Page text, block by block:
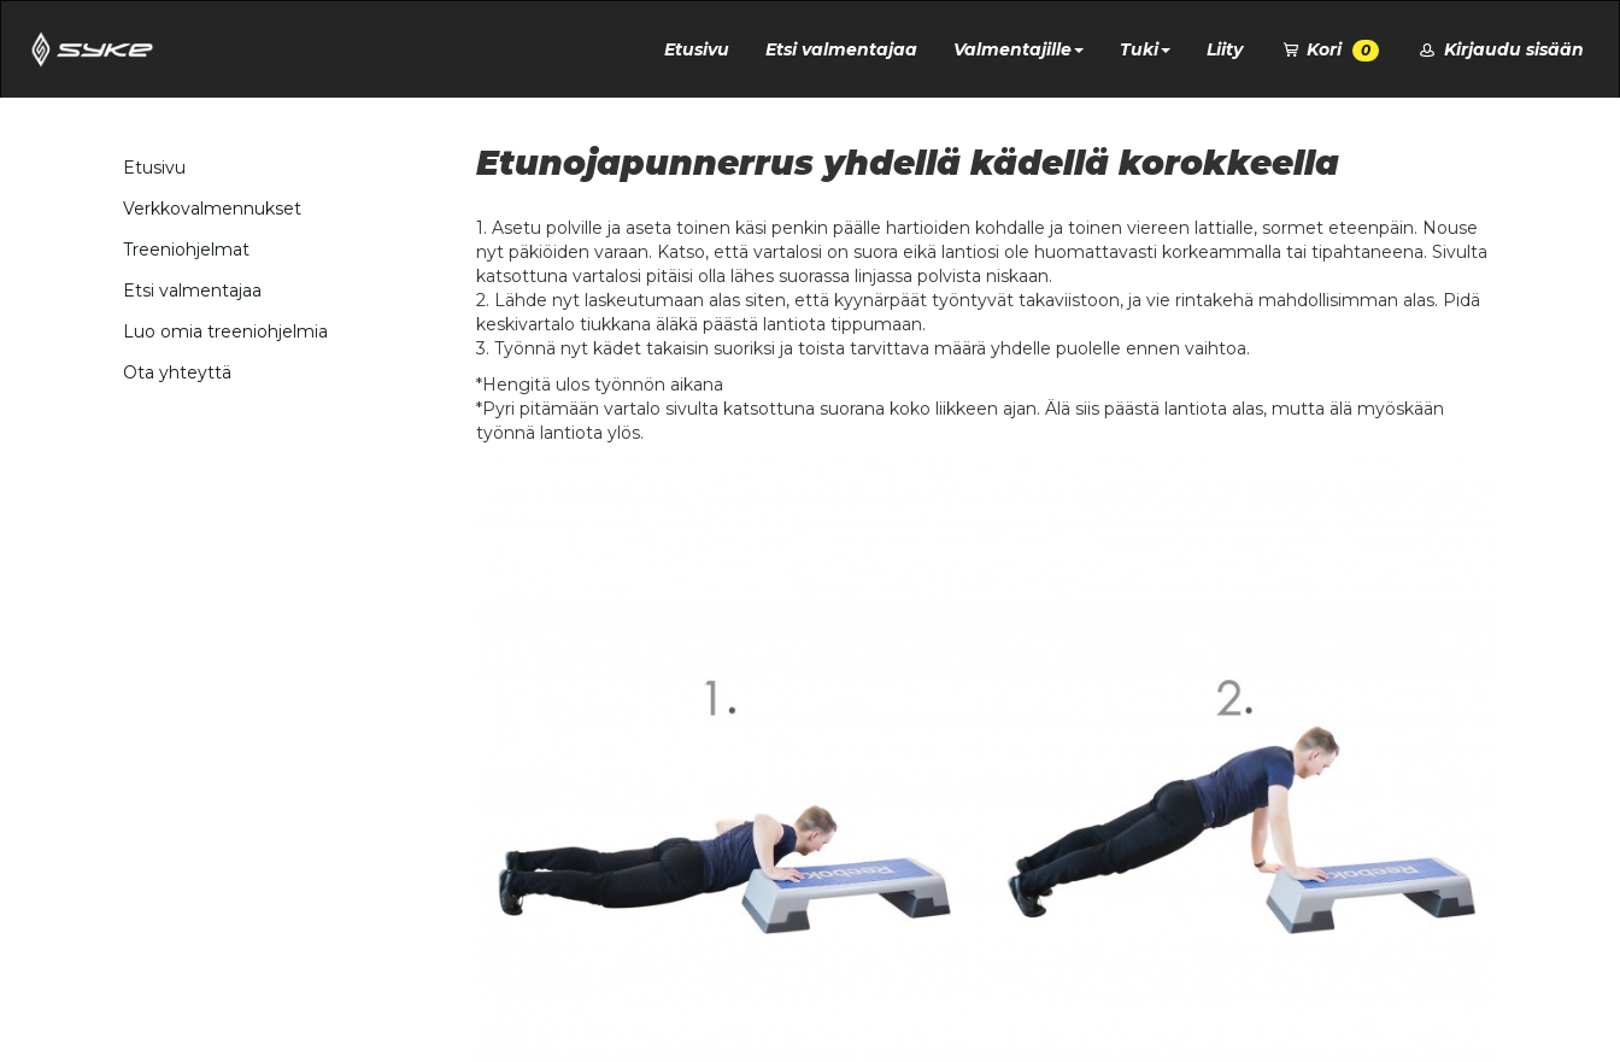
Etusivu Etsi valmentajaa Valmentajille Tuki Liity Kori 0 Kirjaudu sisään
Etusivu
Verkkovalmennukset
Treeniohjelmat
Etsi valmentajaa
Luo omia treeniohjelmia
Ota yhteyttä
Etunojapunnerrus yhdellä kädellä korokkeella
1. Asetu polville ja aseta toinen käsi penkin päälle hartioiden kohdalle ja toinen viereen lattialle, sormet eteenpäin. Nouse
nyt päkiöiden varaan. Katso, että vartalosi on suora eikä lantiosi ole huomattavasti korkeammalla tai tipahtaneena. Sivulta
katsottuna vartalosi pitäisi olla lähes suorassa linjassa polvista niskaan.
2. Lähde nyt laskeutumaan alas siten, että kyynärpäät työntyvät takaviistoon, ja vie rintakehä mahdollisimman alas. Pidä
keskivartalo tiukkana äläkä päästä lantiota tippumaan.
3. Työnnä nyt kädet takaisin suoriksi ja toista tarvittava määrä yhdelle puolelle ennen vaihtoa.
*Hengitä ulos työnnön aikana
*Pyri pitämään vartalo sivulta katsottuna suorana koko liikkeen ajan. Älä siis päästä lantiota alas, mutta älä myöskään
työnnä lantiota ylös.